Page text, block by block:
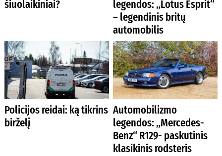
šiuolaikiniai?
legendos: „Lotus Esprit“
– legendinis britų
automobilis
Policijos reidai: ką tikrins
birželį
Automobilizmo
legendos: „Mercedes-
Benz“ R129- paskutinis
klasikinis rodsteris